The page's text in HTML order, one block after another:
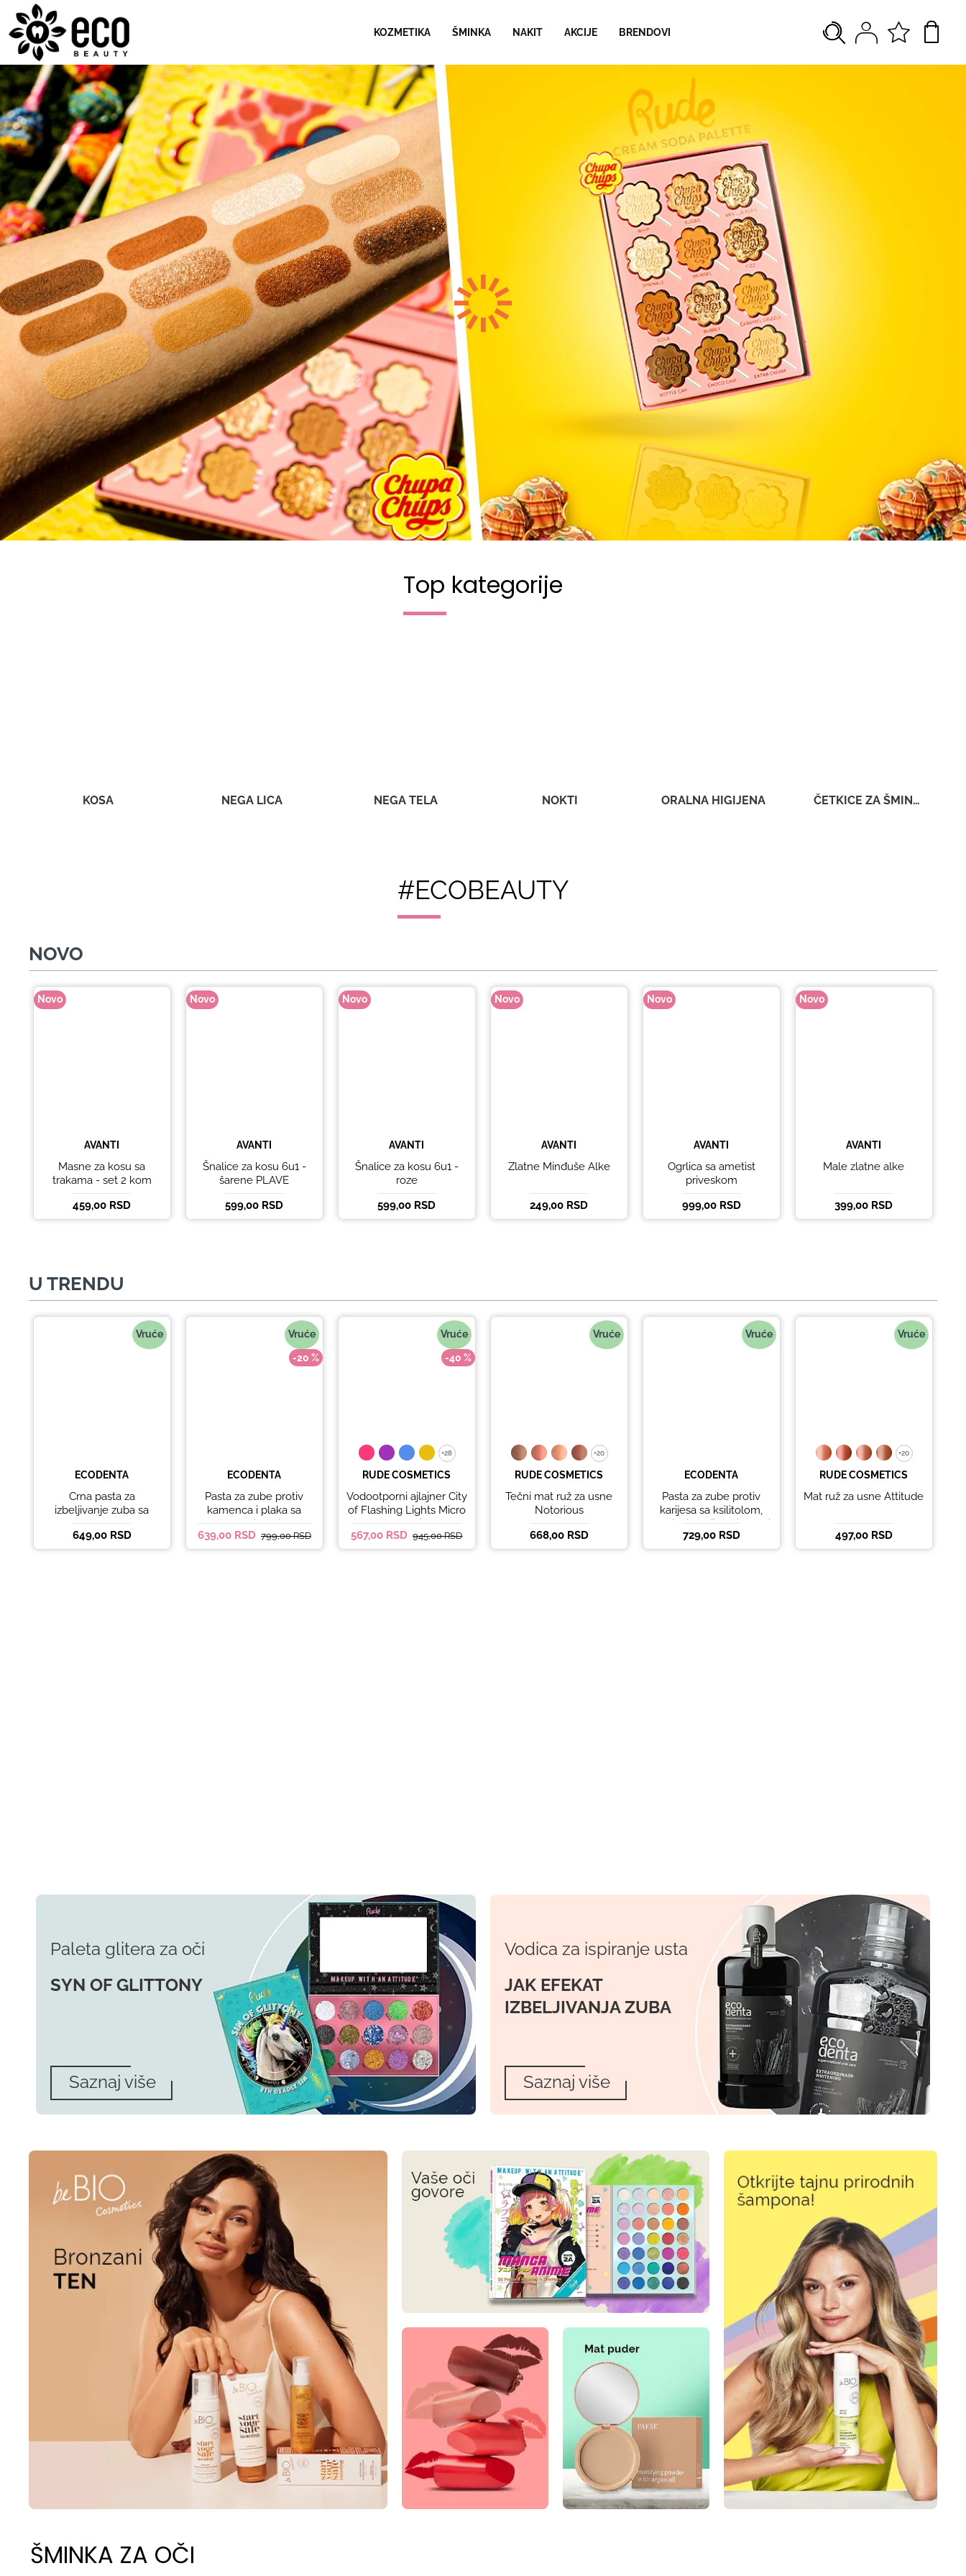
ECOBEAUTY KOZMETIKA ŠMINKA NAKIT AKCIJE BRENDOVI
Top kategorije
KOSA NEGA LICA NEGA TELA NOKTI ORALNA HIGIJENA ČETKICE ZA ŠMINKANJE
#ECOBEAUTY
NOVO
Novo
AVANTI
Masne za kosu sa
trakama - set 2 kom
459,00 RSD
Novo
AVANTI
Šnalice za kosu 6u1 -
šarene PLAVE
599,00 RSD
Novo
AVANTI
Šnalice za kosu 6u1 -
roze
599,00 RSD
Novo
AVANTI
Zlatne Minđuše Alke
249,00 RSD
Novo
AVANTI
Ogrlica sa ametist
priveskom
999,00 RSD
Novo
AVANTI
Male zlatne alke
399,00 RSD
U TRENDU
Vruće
ECODENTA
Crna pasta za
izbeljivanje zuba sa
ukusom narandže
Ecodenta 100 ml
649,00 RSD
Vruće
-20 %
ECODENTA
Pasta za zube protiv
kamenca i plaka sa
kokosovim uljem
Ecodenta ORGANIC
ANTI-PLAQUE 75ml
639,00 RSD 799,00 RSD
Vruće
-40 %
+28
+28
RUDE COSMETICS
Vodootporni ajlajner City
of Flashing Lights Micro
Retractable Liner - It's
Lit
567,00 RSD 945,00 RSD
Vruće
+20
+20
RUDE COSMETICS
Tečni mat ruž za usne
Notorious
668,00 RSD
Vruće
ECODENTA
Pasta za zube protiv
karijesa sa ksilitolom,
eteričnim uljima limete i
listova korijandera
Ecodenta 100 ml
729,00 RSD
Vruće
+20
+20
RUDE COSMETICS
Mat ruž za usne Attitude
497,00 RSD
Paleta glitera za oči
SYN OF GLITTONY
Saznaj više
Vodica za ispiranje usta
JAK EFEKAT
IZBELJIVANJA ZUBA
Saznaj više
ŠMINKA ZA OČI